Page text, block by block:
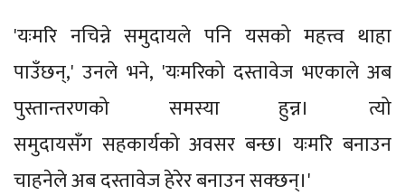
'यःमरि नचिन्ने समुदायले पनि यसको महत्त्व थाहा
पाउँछन्,' उनले भने, 'यःमरिको दस्तावेज भएकाले अब
पुस्तान्तरणको समस्या हुन्न। त्यो
समुदायसँग सहकार्यको अवसर बन्छ। यःमरि बनाउन
चाहनेले अब दस्तावेज हेरेर बनाउन सक्छन्।'